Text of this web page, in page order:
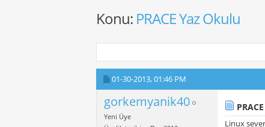
Konu: PRACE Yaz Okulu
01-30-2013,01:46 PM
gorkemyanik40
Yeni Üye
Linux